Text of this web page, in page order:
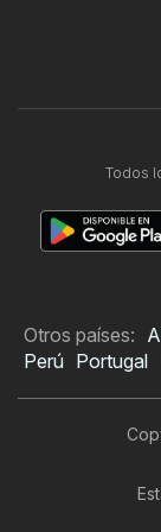
Todos
Otros países:
Perú Portugal